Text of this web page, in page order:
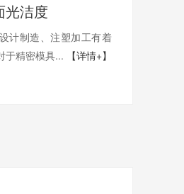
光洁度
计制造、注塑加工有着
于精密模具...
【详情+】